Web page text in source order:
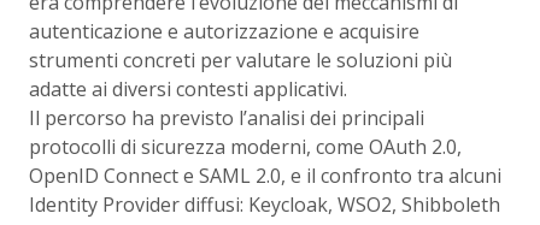
autenticazione e autorizzazione e acquisire
strumenti concreti per valutare le soluzioni più
adatte ai diversi contesti applicativi.
Il percorso ha previsto l’analisi dei principali
protocolli di sicurezza moderni, come OAuth 2.0,
OpenID Connect e SAML 2.0, e il confronto tra alcuni
Identity Provider diffusi: Keycloak, WSO2, Shibboleth